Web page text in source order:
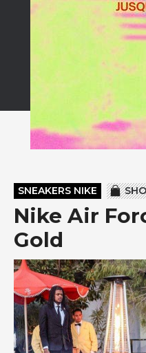
SNEAKERS NIKE
Nike Air
Gold